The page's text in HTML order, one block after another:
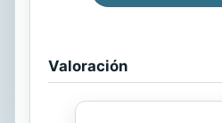
Valoración